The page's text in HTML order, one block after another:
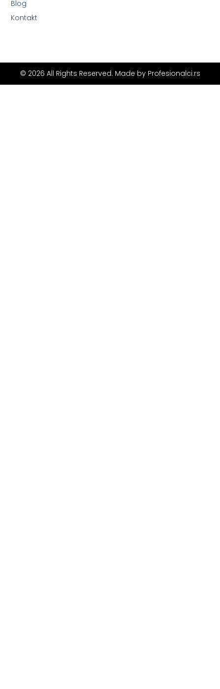
Blog
Kontakt
© 2026 All Rights Reserved. Made by Profesionalci.rs